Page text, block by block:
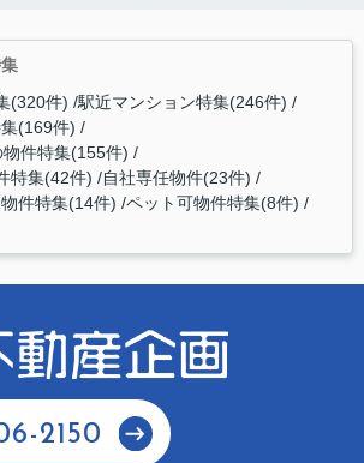
(320件) 駅近マンション特集(246件)
(169件)
件特集(155件)
特集(42件) 自社専任物件(23件)
件特集(14件) ペット可物件特集(8件)
2150